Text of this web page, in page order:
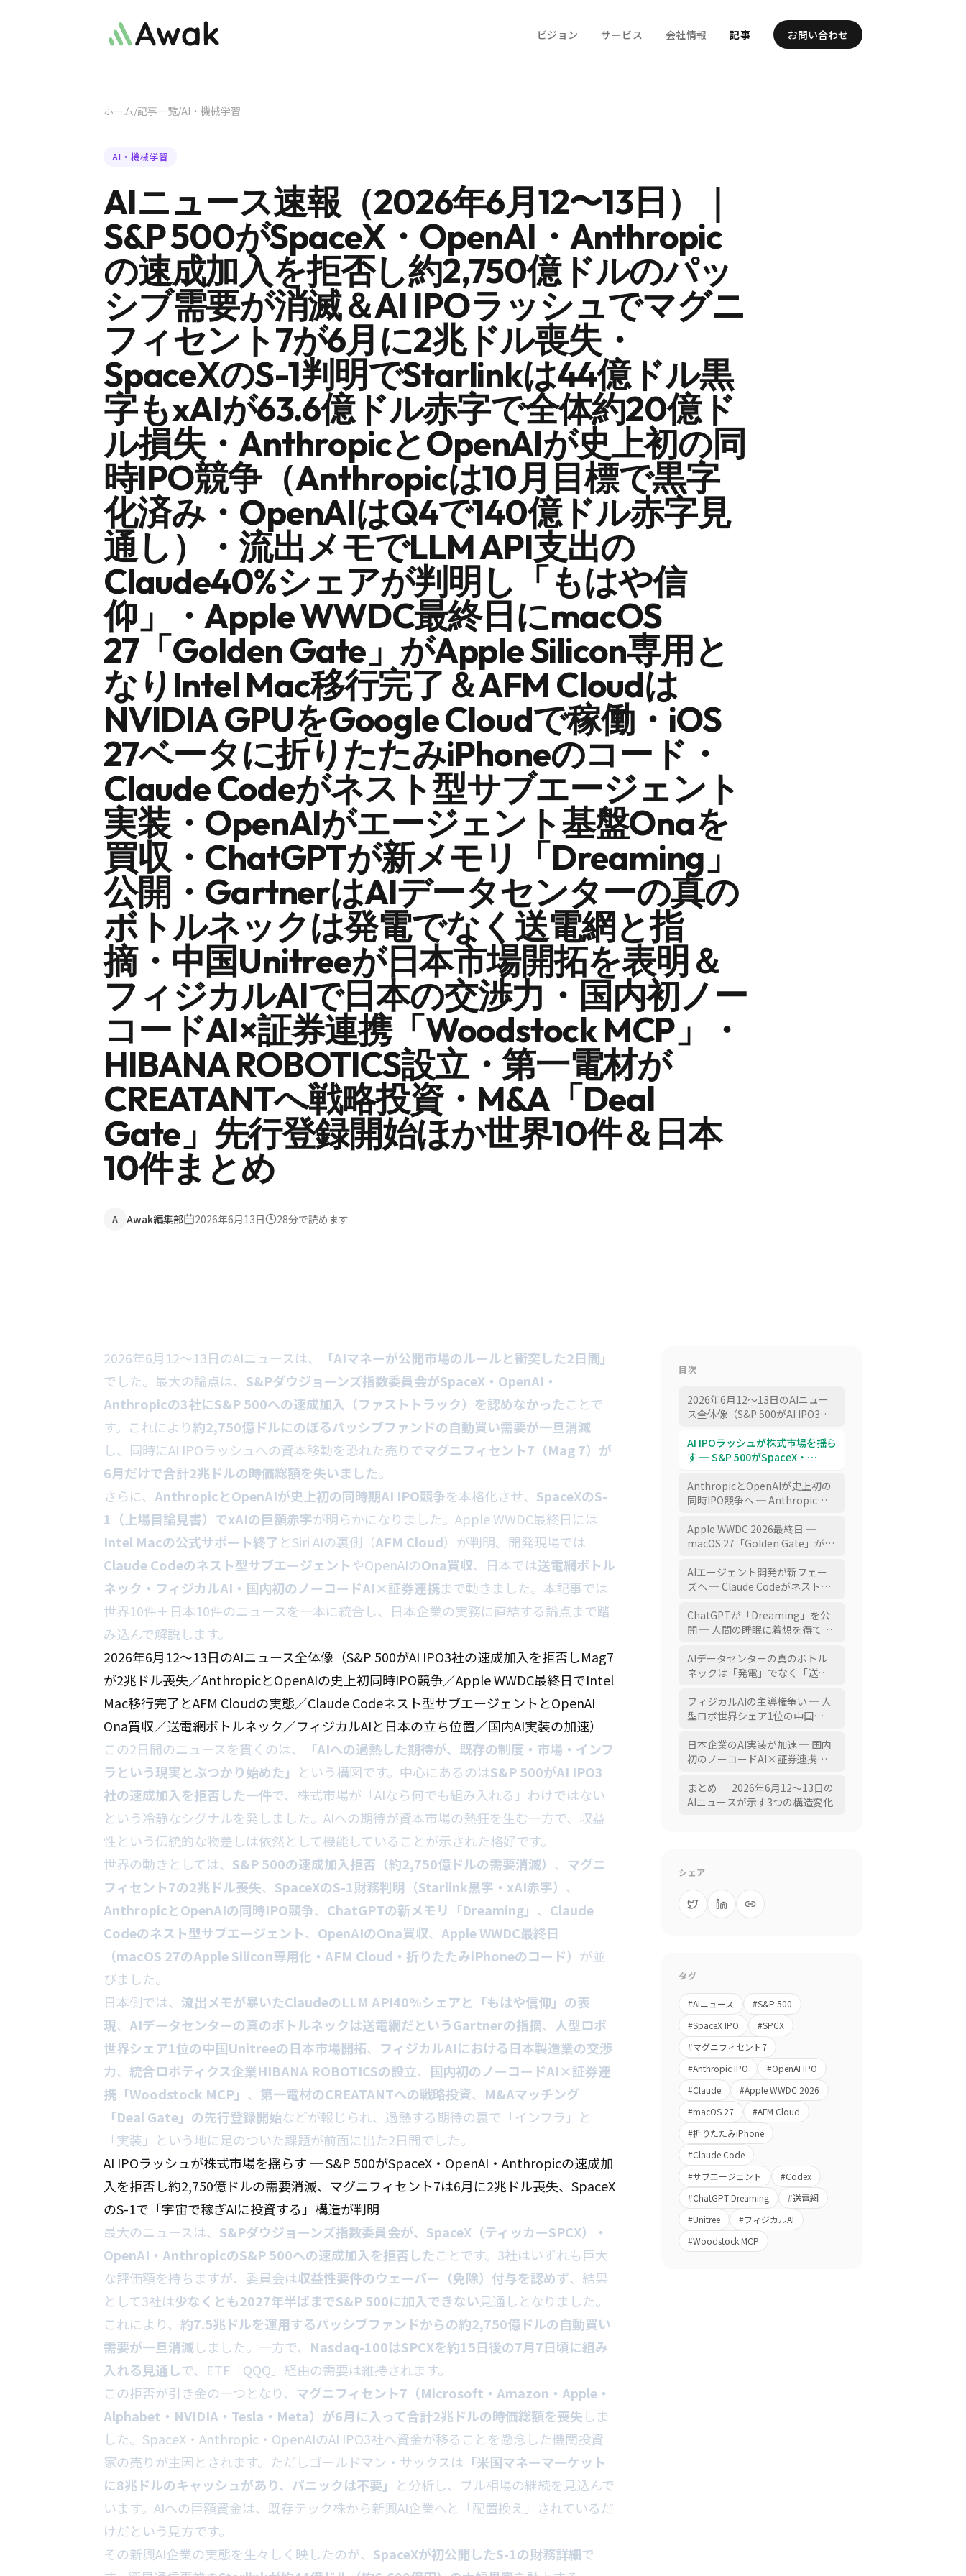
ビジョン サービス 会社情報 記事 お問い合わせ
ホーム/記事一覧/AI・機械学習
AI・機械学習
AIニュース速報（2026年6月12〜13日）｜
S&P 500がSpaceX・OpenAI・Anthropic
の速成加入を拒否し約2,750億ドルのパッ
シブ需要が消滅＆AI IPOラッシュでマグニ
フィセント7が6月に2兆ドル喪失・
SpaceXのS-1判明でStarlinkは44億ドル黒
字もxAIが63.6億ドル赤字で全体約20億ド
ル損失・AnthropicとOpenAIが史上初の同
時IPO競争（Anthropicは10月目標で黒字
化済み・OpenAIはQ4で140億ドル赤字見
通し）・流出メモでLLM API支出の
Claude40%シェアが判明し「もはや信
仰」・Apple WWDC最終日にmacOS
27「Golden Gate」がApple Silicon専用と
なりIntel Mac移行完了＆AFM Cloudは
NVIDIA GPUをGoogle Cloudで稼働・iOS
27ベータに折りたたみiPhoneのコード・
Claude Codeがネスト型サブエージェント
実装・OpenAIがエージェント基盤Onaを
買収・ChatGPTが新メモリ「Dreaming」
公開・GartnerはAIデータセンターの真の
ボトルネックは発電でなく送電網と指
摘・中国Unitreeが日本市場開拓を表明＆
フィジカルAIで日本の交渉力・国内初ノー
コードAI×証券連携「Woodstock MCP」・
HIBANA ROBOTICS設立・第一電材が
CREATANTへ戦略投資・M&A「Deal
Gate」先行登録開始ほか世界10件＆日本
10件まとめ
A Awak編集部 2026年6月13日 28分で読めます
2026年6月12〜13日のAIニュースは、
「AIマネーが公開市場のルールと衝突した2日間」
でした。最大の論点は、 S&Pダウジョーンズ指数委員会がSpaceX・OpenAI・
Anthropicの3社にS&P 500への速成加入（ファストトラック）を認めなかったことで
す。これにより約2,750億ドルにのぼるパッシブファンドの自動買い需要が一旦消滅
し、同時にAI IPOラッシュへの資本移動を恐れた売りでマグニフィセント7（Mag 7）が
6月だけで合計2兆ドルの時価総額を失いました。
さらに、 AnthropicとOpenAIが史上初の同時期AI IPO競争を本格化させ、 SpaceXのS-
1（上場目論見書）でxAIの巨額赤字が明らかになりました。Apple WWDC最終日には
Intel Macの公式サポート終了 とSiri AIの裏側（AFM Cloud）が判明。開発現場では
Claude Codeのネスト型サブエージェントやOpenAIのOna買収、日本では送電網ボトル
ネック・フィジカルAI・国内初のノーコードAI×証券連携まで動きました。本記事では
世界10件＋日本10件のニュースを一本に統合し、日本企業の実務に直結する論点まで踏
み込んで解説します。
2026年6月12〜13日のAIニュース全体像（S&P 500がAI IPO3社の速成加入を拒否しMag7
が2兆ドル喪失／AnthropicとOpenAIの史上初同時IPO競争／Apple WWDC最終日でIntel
Mac移行完了とAFM Cloudの実態／Claude Codeネスト型サブエージェントとOpenAI
Ona買収／送電網ボトルネック／フィジカルAIと日本の立ち位置／国内AI実装の加速）
この2日間のニュースを貫くのは、
「AIへの過熱した期待が、既存の制度・市場・インフ
ラという現実とぶつかり始めた」
という構図です。中心にあるのはS&P 500がAI IPO3
社の速成加入を拒否した一件で、株式市場が「AIなら何でも組み入れる」わけではない
という冷静なシグナルを発しました。AIへの期待が資本市場の熱狂を生む一方で、収益
性という伝統的な物差しは依然として機能していることが示された格好です。
世界の動きとしては、 S&P 500の速成加入拒否（約2,750億ドルの需要消滅） 、 マグニ
フィセント7の2兆ドル喪失、 SpaceXのS-1財務判明（Starlink黒字・xAI赤字） 、
AnthropicとOpenAIの同時IPO競争、 ChatGPTの新メモリ「Dreaming」 、 Claude
Codeのネスト型サブエージェント、 OpenAIのOna買収、 Apple WWDC最終日
（macOS 27のApple Silicon専用化・AFM Cloud・折りたたみiPhoneのコード） が並
びました。
日本側では、 流出メモが暴いたClaudeのLLM API40%シェアと「もはや信仰」の表
現、 AIデータセンターの真のボトルネックは送電網だというGartnerの指摘、 人型ロボ
世界シェア1位の中国Unitreeの日本市場開拓、 フィジカルAIにおける日本製造業の交渉
力、 統合ロボティクス企業HIBANA ROBOTICSの設立、 国内初のノーコードAI×証券連
携「Woodstock MCP」 、 第一電材のCREATANTへの戦略投資、 M&Aマッチング
「Deal Gate」の先行登録開始などが報じられ、過熱する期待の裏で「インフラ」と
「実装」という地に足のついた課題が前面に出た2日間でした。
AI IPOラッシュが株式市場を揺らす ─ S&P 500がSpaceX・OpenAI・Anthropicの速成加
入を拒否し約2,750億ドルの需要消滅、マグニフィセント7は6月に2兆ドル喪失、SpaceX
のS-1で「宇宙で稼ぎAIに投資する」構造が判明
最大のニュースは、 S&Pダウジョーンズ指数委員会が、SpaceX（ティッカーSPCX）・
OpenAI・AnthropicのS&P 500への速成加入を拒否したことです。3社はいずれも巨大
な評価額を持ちますが、委員会は収益性要件のウェーバー（免除）付与を認めず、結果
として3社は少なくとも2027年半ばまでS&P 500に加入できない見通しとなりました。
これにより、 約7.5兆ドルを運用するパッシブファンドからの約2,750億ドルの自動買い
需要が一旦消滅しました。一方で、 Nasdaq-100はSPCXを約15日後の7月7日頃に組み
入れる見通しで、ETF「QQQ」経由の需要は維持されます。
この拒否が引き金の一つとなり、 マグニフィセント7（Microsoft・Amazon・Apple・
Alphabet・NVIDIA・Tesla・Meta）が6月に入って合計2兆ドルの時価総額を喪失しま
した。SpaceX・Anthropic・OpenAIのAI IPO3社へ資金が移ることを懸念した機関投資
家の売りが主因とされます。ただしゴールドマン・サックスは 「米国マネーマーケット
に8兆ドルのキャッシュがあり、パニックは不要」
と分析し、ブル相場の継続を見込んで
います。AIへの巨額資金は、既存テック株から新興AI企業へと「配置換え」されているだ
けだという見方です。
その新興AI企業の実態を生々しく映したのが、 SpaceXが初公開したS-1の財務詳細で
目次
2026年6月12〜13日のAIニュー
ス全体像（S&P 500がAI IPO3社
ドル喪失／AnthropicとOpenAI
の史上初同時IPO競争／Apple
了とAFM Cloudの実態／Claude
Codeネスト型サブエージェント
ルネック／フィジカルAIと日本
の立ち位置／国内AI実装の加
AI IPOラッシュが株式市場を揺ら
す ─ S&P 500がSpaceX・
を拒否し約2,750億ドルの需要消
滅、マグニフィセント7は6月に2
「宇宙で稼ぎAIに投資する」構
造が判明
AnthropicとOpenAIが史上初の
同時IPO競争へ ─ Anthropicは
はQ4で140億ドル赤字見通し、
流出メモは「もはや信仰」の
Apple WWDC 2026最終日 ─
macOS 27「Golden Gate」が
行が完了、Siri AIを支えるAFM
CloudはNVIDIA GPUをGoogle
iPhoneのコードも発見
AIエージェント開発が新フェー
ズへ ─ Claude Codeがネスト型
OpenAIはエージェント基盤Ona
を買収しCodexのマルチデイ実
化
ChatGPTが「Dreaming」を公
開 ─ 人間の睡眠に着想を得て、
ンドで継続最適化する新メモリ
システム
AIデータセンターの真のボトル
ネックは「発電」でなく「送電
増を予測、「電力は作れても運
べない」インフラ課題が浮上
フィジカルAIの主導権争い ─ 人
型ロボ世界シェア1位の中国
本がいないと成り立たない」製
造業の交渉力、統合ロボ企業
日本企業のAI実装が加速 ─ 国内
初のノーコードAI×証券連携
がCREATANTへ戦略投資、M&A
マッチング「Deal Gate」が先行
まとめ ─ 2026年6月12〜13日の
AIニュースが示す3つの構造変化
シェア
タグ
#AIニュース #S&P 500
#SpaceX IPO #SPCX
#マグニフィセント7
#Anthropic IPO #OpenAI IPO
#Claude #Apple WWDC 2026
#macOS 27 #AFM Cloud
#折りたたみiPhone
#Claude Code
#サブエージェント #Codex
#ChatGPT Dreaming #送電網
#Unitree #フィジカルAI
#Woodstock MCP